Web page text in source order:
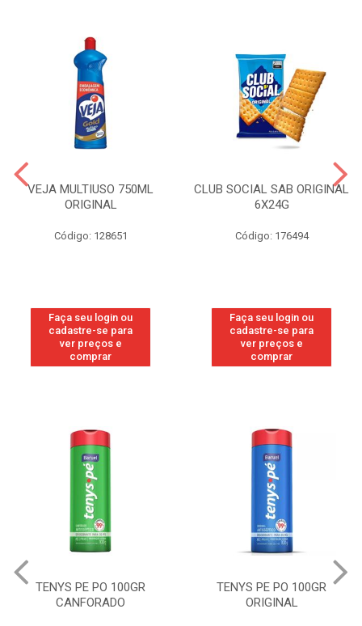
VEJA MULTIUSO 750ML
ORIGINAL
Código: 128651
Faça seu login ou
cadastre-se para
ver preços e
comprar
CLUB SOCIAL SAB ORIGINAL
6X24G
Código: 176494
Faça seu login ou
cadastre-se para
ver preços e
comprar
TENYS PE PO 100GR
CANFORADO
TENYS PE PO 100GR
ORIGINAL